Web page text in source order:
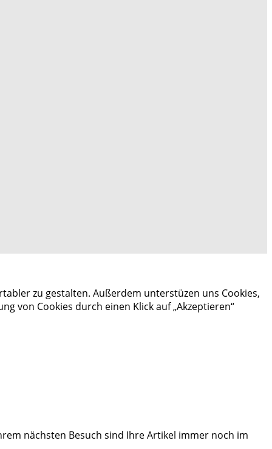
zu gestalten. Außerdem unterstüzen uns Cookies,
von Cookies durch einen Klick auf „Akzeptieren“
nächsten Besuch sind Ihre Artikel immer noch im